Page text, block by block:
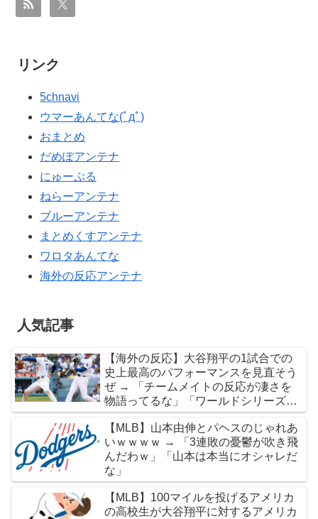
リンク
5chnavi
ウマーあんてな(ﾟдﾟ)
おまとめ
だめぽアンテナ
にゅーぷる
ねらーアンテナ
ブルーアンテナ
まとめくすアンテナ
ワロタあんてな
海外の反応アンテナ
人気記事
【海外の反応】大谷翔平の1試合での
史上最高のパフォーマンスを見直そう
ぜ → 「チームメイトの反応が凄さを
物語ってるな」「ワールドシリーズで
延長18回までいった試合も凄かった」
【MLB】山本由伸とパヘスのじゃれあ
いｗｗｗｗ → 「3連敗の憂鬱が吹き飛
んだわｗ」「山本は本当にオシャレだ
な」
【MLB】100マイルを投げるアメリカ
の高校生が大谷翔平に対するアメリカ